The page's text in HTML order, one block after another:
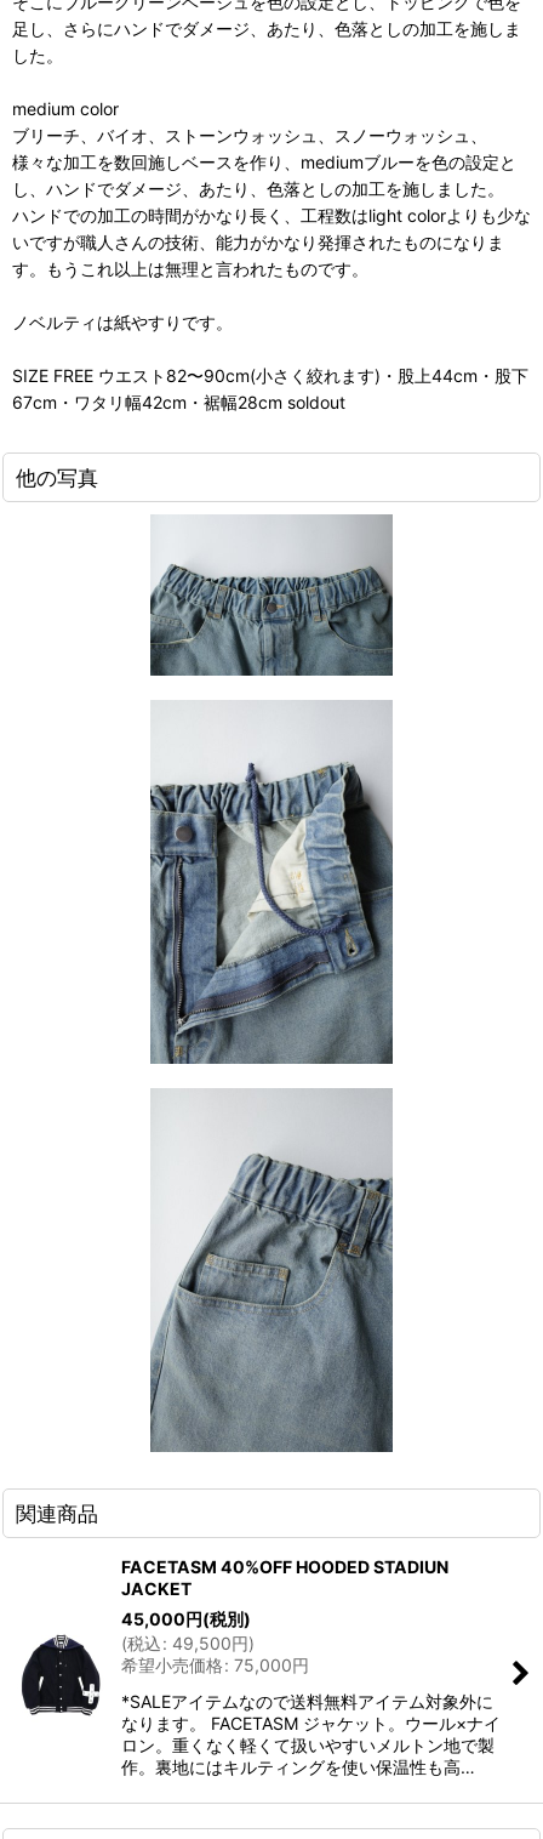
足し、さらにハンドでダメージ、あたり、色落としの加工を施しま
した。
medium color
ブリーチ、バイオ、ストーンウォッシュ、スノーウォッシュ、
様々な加工を数回施しベースを作り、mediumブルーを色の設定と
し、ハンドでダメージ、あたり、色落としの加工を施しました。
ハンドでの加工の時間がかなり長く、工程数はlight colorよりも少な
いですが職人さんの技術、能力がかなり発揮されたものになりま
す。もうこれ以上は無理と言われたものです。
ノベルティは紙やすりです。
SIZE FREE ウエスト82〜90cm(小さく絞れます)・股上44cm・股下
67cm・ワタリ幅42cm・裾幅28cm soldout
他の写真
関連商品
FACETASM 40%OFF HOODED STADIUN
JACKET
45,000円(税別)
(税込: 49,500円)
希望小売価格: 75,000円
*SALEアイテムなので送料無料アイテム対象外に
なります。 FACETASM ジャケット。ウール×ナイ
ロン。重くなく軽くて扱いやすいメルトン地で製
作。裏地にはキルティングを使い保温性も高…